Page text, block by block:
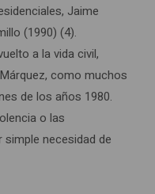
Jaime
(1990) (4).
a la vida civil,
como muchos
de los años 1980.
o las
necesidad de